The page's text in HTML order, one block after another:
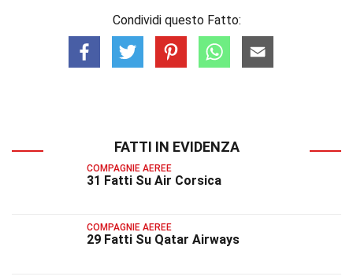
Condividi questo Fatto:
FATTI IN EVIDENZA
COMPAGNIE AEREE
31 Fatti Su Air Corsica
COMPAGNIE AEREE
29 Fatti Su Qatar Airways